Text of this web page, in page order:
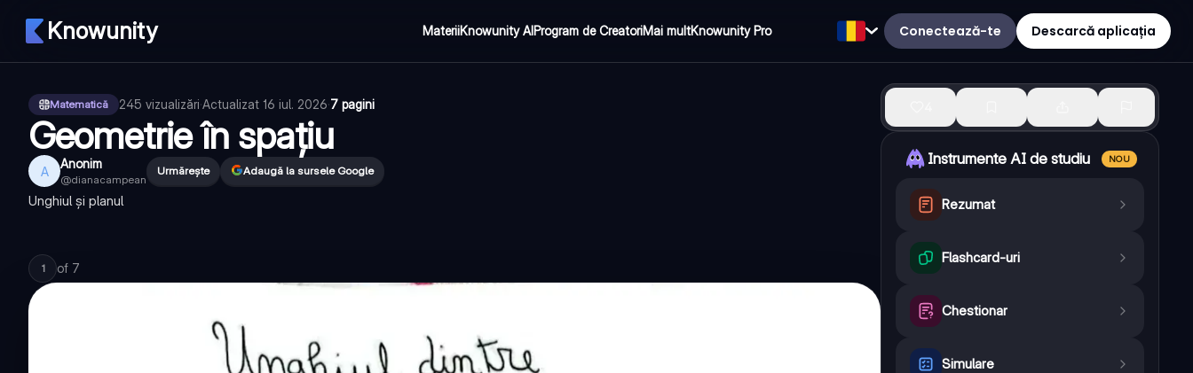
Knowunity MateriiKnowunity AIProgram de CreatoriMai multKnowunity Pro Conectează-te Descarcă aplicația
Matematică 245 vizualizări·Actualizat 16 iul. 2026·7 pagini
Geometrie în spațiu
A Anonim
@dianacampean
Urmărește Adaugă la sursele Google
Unghiul și planul
1 of 7
Instrumente AI de studiu NOU
Rezumat
Flashcard-uri
Chestionar
Simulare